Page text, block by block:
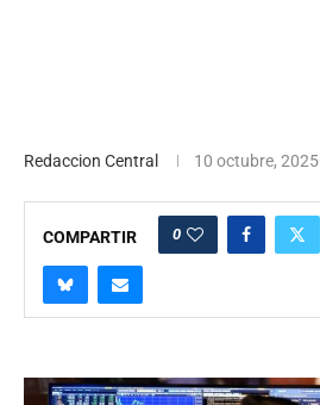
Redaccion Central 10 octubre, 2025
COMPARTIR 0